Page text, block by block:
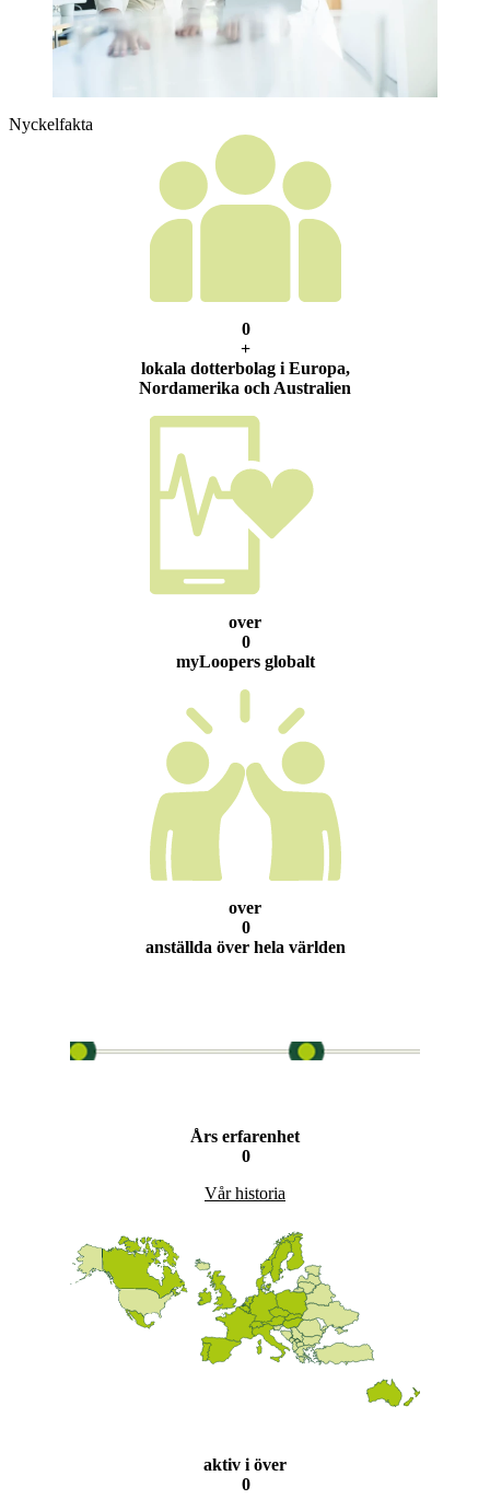
Nyckelfakta
0
+
lokala dotterbolag i Europa,
Nordamerika och Australien
over
0
myLoopers globalt
over
0
anställda över hela världen
Års erfarenhet
0
Vår historia
aktiv i över
0